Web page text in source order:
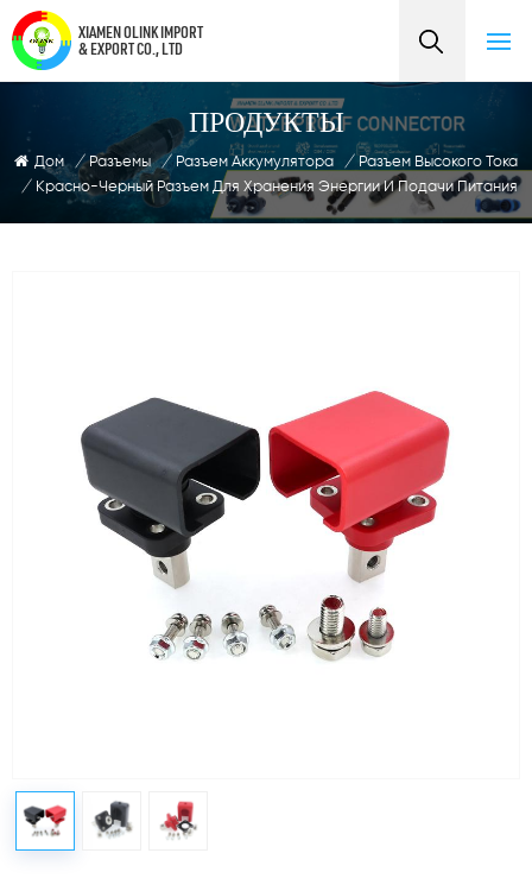
XIAMEN OLINK IMPORT
& EXPORT CO., LTD
ПРОДУКТЫ
Дом / Разъемы / Разъем Аккумулятора / Разъем Высокого Тока
/ Красно-Черный Разъем Для Хранения Энергии И Подачи Питания